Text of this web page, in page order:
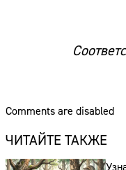
Comments are disabled
ЧИТАЙТЕ ТАКЖЕ